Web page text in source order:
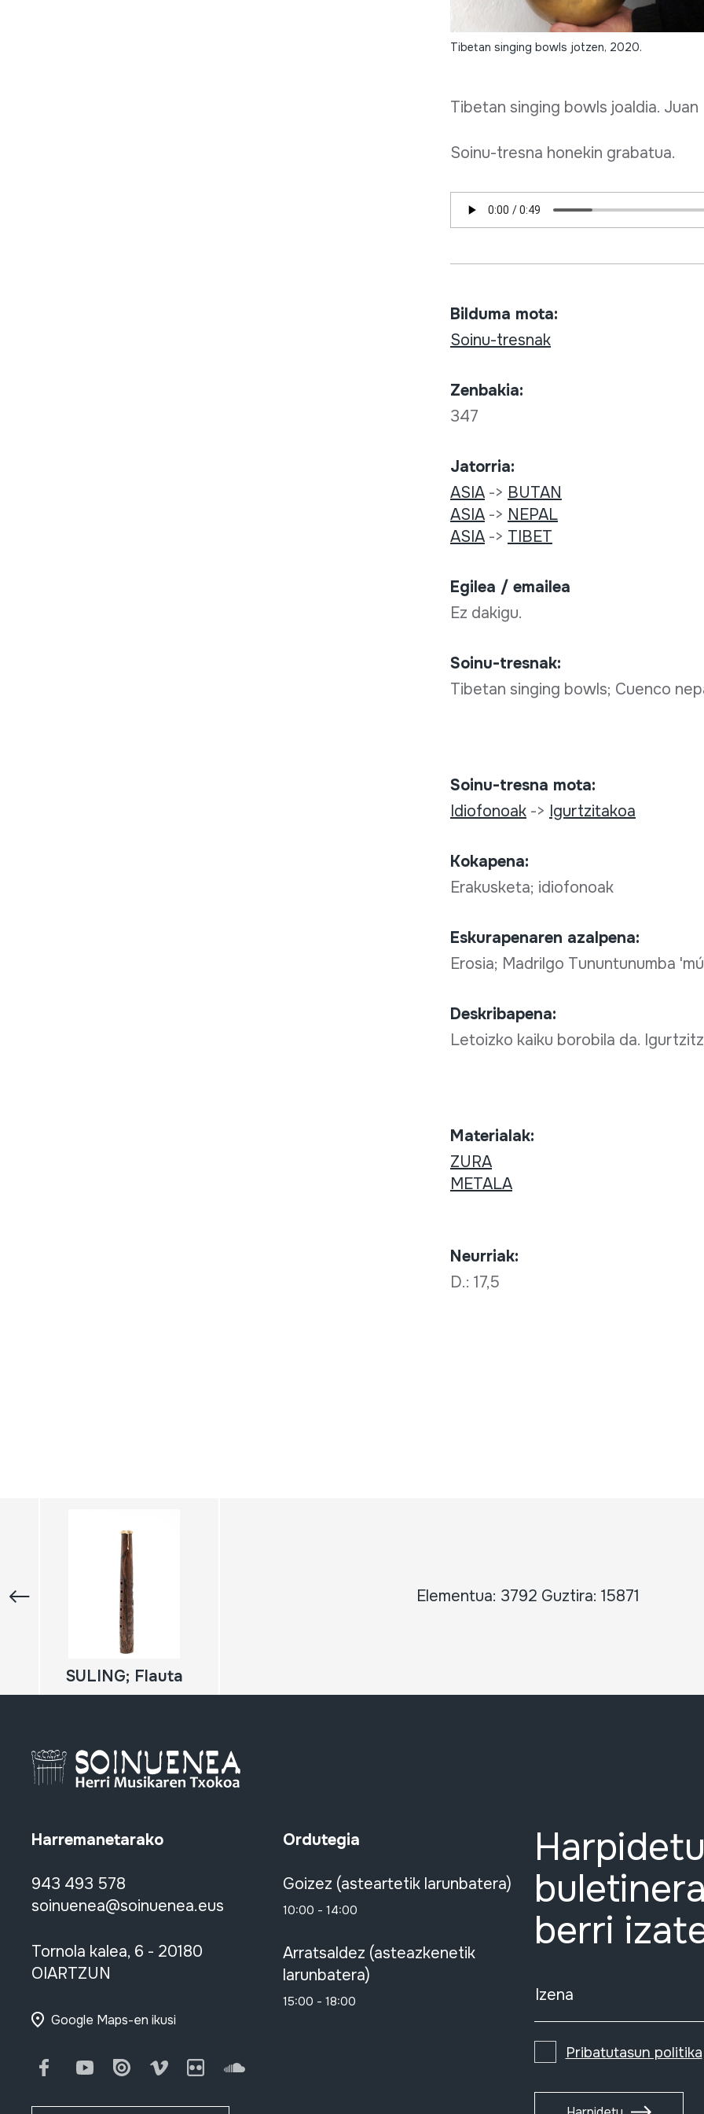
Tibetan singing bowls jotzen, 2020.
Tibetan singing bowls joaldia.
Soinu-tresna honekin grabatua.
Bilduma mota:
Soinu-tresnak
Zenbakia:
347
Jatorria:
ASIA-> BUTAN
ASIA-> NEPAL
ASIA-> TIBET
Egilea / emailea
Ez dakigu.
Soinu-tresnak:
Tibetan singing bowls; Cuenco
Soinu-tresna mota:
Idiofonoak-> Igurtzitakoa
Kokapena:
Erakusketa; idiofonoak
Eskurapenaren azalpena:
Erosia; Madrilgo Tununtunumba
Deskribapena:
Letoizko kaiku borobila da.
Materialak:
ZURA
METALA
Neurriak:
D.: 17,5
Elementua: 3792 Guztira: 15871
SULING; Flauta
Harremanetarako
943 493 578
soinuenea@soinuenea.eus
Tornola kalea, 6 - 20180
OIARTZUN
Google Maps-en ikusi
FacebookYoutubeIssuu Vimeo FlickrSoundCloud
Ordutegia
Goizez (asteartetik larunbatera)
10:00 - 14:00
Arratsaldez (asteazkenetik
larunbatera)
15:00 - 18:00
berri
Izena
Pribatutasun politika